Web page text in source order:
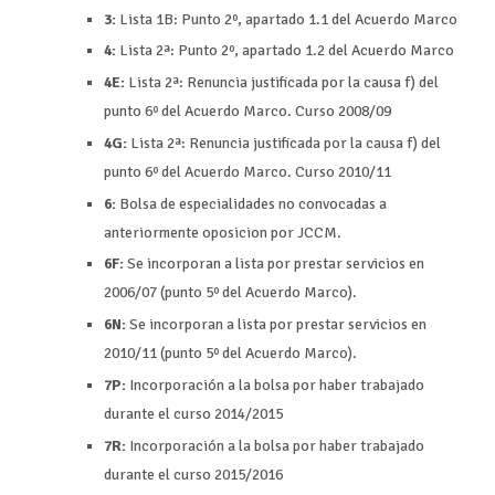
3: Lista 1B: Punto 2º, apartado 1.1 del Acuerdo Marco
4: Lista 2ª: Punto 2º, apartado 1.2 del Acuerdo Marco
4E: Lista 2ª: Renuncia justificada por la causa f) del
punto 6º del Acuerdo Marco. Curso 2008/09
4G: Lista 2ª: Renuncia justificada por la causa f) del
punto 6º del Acuerdo Marco. Curso 2010/11
6: Bolsa de especialidades no convocadas a
anteriormente oposicion por JCCM.
6F: Se incorporan a lista por prestar servicios en
2006/07 (punto 5º del Acuerdo Marco).
6N: Se incorporan a lista por prestar servicios en
2010/11 (punto 5º del Acuerdo Marco).
7P: Incorporación a la bolsa por haber trabajado
durante el curso 2014/2015
7R: Incorporación a la bolsa por haber trabajado
durante el curso 2015/2016